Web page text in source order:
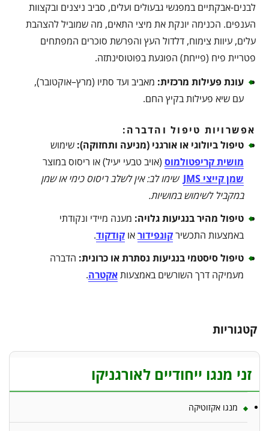
לבנים-אבקתיים במפגשי גבעולים ועלים, סביב ניצנים ובקצוות
הענפים. הכנימה יונקת את מיצי התאים, מה שמוביל להצהבת
עלים, עיוות צימוח, דלדול העץ והפרשת סוכרים המפתחים
פטריית פיח (פייחת) הפוגעת בפוטוסינתזה.
עונת פעילות מרכזית: מאביב ועד סתיו (מרץ–אוקטובר),
עם שיא פעילות בקיץ החם.
אפשרויות טיפול והדברה:
טיפול ביולוגי או אורגני (מניעה ותחזוקה): שימוש
מושית קריפטולמוס (אויב טבעי יעיל) או ריסוס במוצר
שמן קייצי JMS
שימו לב: אין לשלב ריסוס כימי או שמן
במקביל לשימוש במושיות.
טיפול מהיר בנגיעות גלויה: מענה מיידי ונקודתי
באמצעות התכשירקונפידוראוקודקוד.
טיפול סיסטמי בנגיעות נסתרת או כרונית: הדברה
מעמיקה דרך השורשים באמצעותאקטרה.
קטגוריות
זני מנגו ייחודיים לאורגניקו
מנגו אקזוטיקה